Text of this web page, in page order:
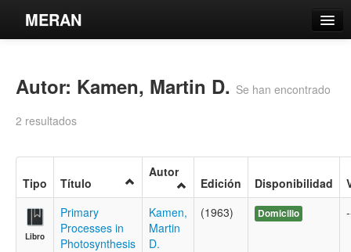
MERAN
Búsqueda Avanzada
Contacto
Iniciar sesión
Autor: Kamen, Martin D. Se han encontrado
2 resultados
Tipo Título
Autor
Edición Disponibilidad
Libro
Primary
Processes in
Photosynthesis
Kamen,
Martin
D.
(1963) Domicilio